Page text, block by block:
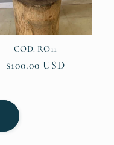
COD. RO11
Regular
$100.00 USD